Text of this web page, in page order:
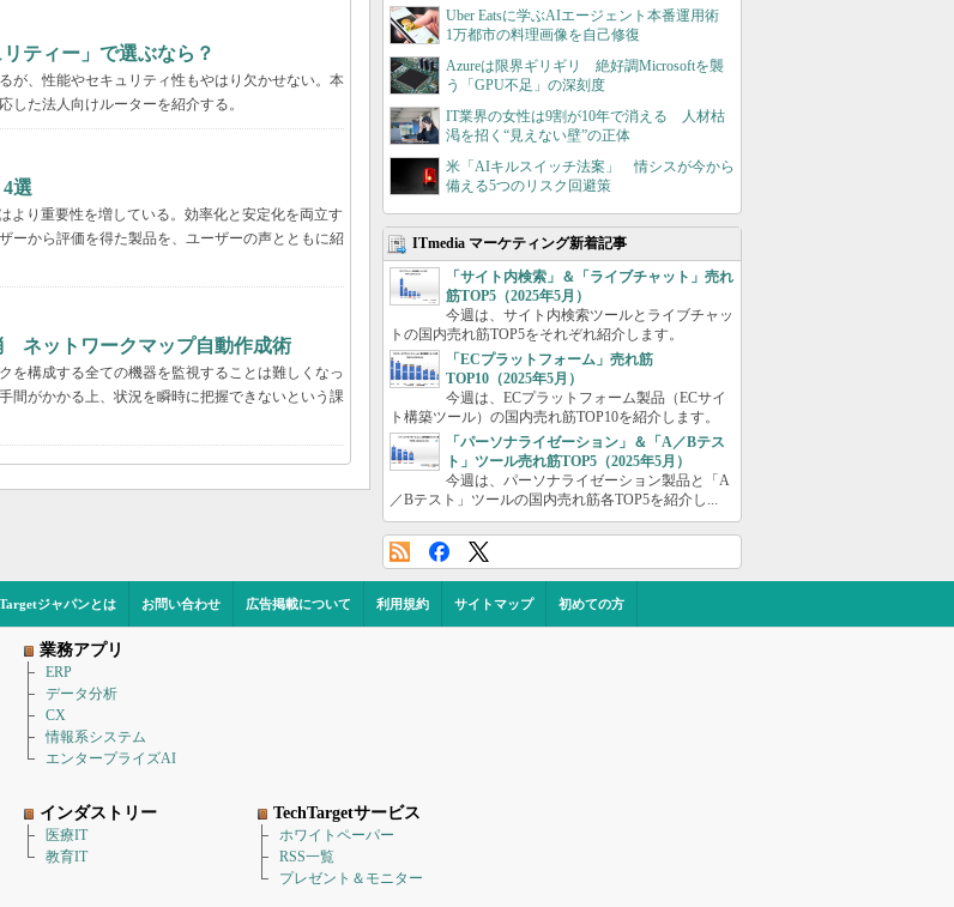
ティー」で選ぶなら？
が、性能やセキュリティ性もやはり欠かせない。本
した法人向けルーターを紹介する。
選
より重要性を増している。効率化と安定化を両立す
ーから評価を得た製品を、ユーザーの声とともに紹
ネットワークマップ自動作成術
を構成する全ての機器を監視することは難しくなっ
間がかかる上、状況を瞬時に把握できないという課
Uber Eatsに学ぶAIエージェント本番運用術
1万都市の料理画像を自己修復
Azureは限界ギリギリ 絶好調Microsoftを襲
う「GPU不足」の深刻度
IT業界の女性は9割が10年で消える 人材枯
渇を招く“見えない壁”の正体
米「AIキルスイッチ法案」 情シスが今から
備える5つのリスク回避策
ITmedia マーケティング新着記事
「サイト内検索」＆「ライブチャット」売れ
筋TOP5（2025年5月）
今週は、サイト内検索ツールとライブチャッ
トの国内売れ筋TOP5をそれぞれ紹介します。
「ECプラットフォーム」売れ筋
TOP10（2025年5月）
今週は、ECプラットフォーム製品（ECサイ
ト構築ツール）の国内売れ筋TOP10を紹介します。
「パーソナライゼーション」＆「A／Bテス
ト」ツール売れ筋TOP5（2025年5月）
今週は、パーソナライゼーション製品と「A
／Bテスト」ツールの国内売れ筋各TOP5を紹介し...
ジャパンとは お問い合わせ 広告掲載について 利用規約 サイトマップ 初めての方
業務アプリ
ERP
データ分析
CX
情報系システム
エンタープライズAI
インダストリー
医療IT
教育IT
TechTargetサービス
ホワイトペーパー
RSS一覧
プレゼント＆モニター